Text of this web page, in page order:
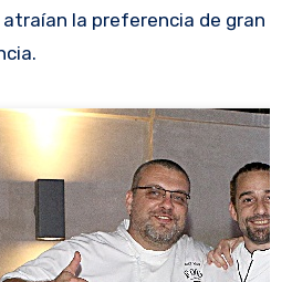
la preferencia de gran